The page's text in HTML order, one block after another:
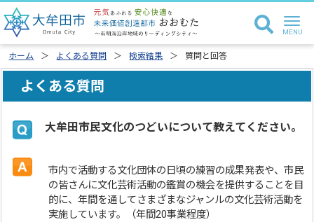
ホーム よくある質問 検索結果 質問と回答
よくある質問
大牟田市民文化のつどいについて教えてください。
市内で活動する文化団体の日頃の練習の成果発表や、市民
の皆さんに文化芸術活動の鑑賞の機会を提供することを目
的に、年間を通してさまざまなジャンルの文化芸術活動を
実施しています。（年間20事業程度）